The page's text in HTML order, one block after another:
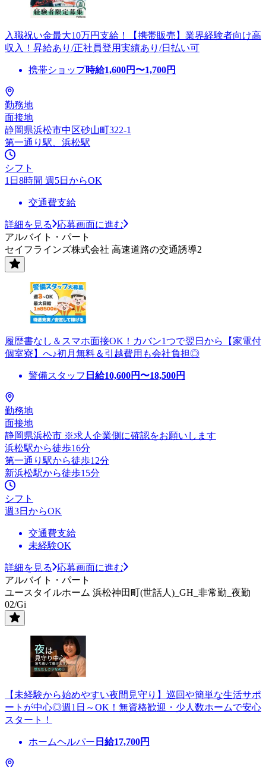
入職祝い金最大10万円支給！【携帯販売】業界経験者向け高
収入！昇給あり/正社員登用実績あり/日払い可
携帯ショップ時給1,600円〜1,700円
勤務地
面接地
静岡県浜松市中区砂山町322-1
第一通り駅、浜松駅
シフト
1日8時間 週5日からOK
交通費支給
詳細を見る
応募画面に進む
アルバイト・パート
セイフラインズ株式会社 高速道路の交通誘導2
履歴書なし＆スマホ面接OK！カバン1つで翌日から【家電付
個室寮】へ♪初月無料＆引越費用も会社負担◎
警備スタッフ 日給10,600円〜18,500円
勤務地
面接地
静岡県浜松市 ※求人企業側に確認をお願いします
浜松駅から徒歩16分
第一通り駅から徒歩12分
新浜松駅から徒歩15分
シフト
週3日からOK
交通費支給
未経験OK
詳細を見る
応募画面に進む
アルバイト・パート
ユースタイルホーム 浜松神田町(世話人)_GH_非常勤_夜勤
02/Gi
【未経験から始めやすい夜間見守り】巡回や簡単な生活サポ
ートが中心◎週1日～OK！無資格歓迎・少人数ホームで安心
スタート！
ホームヘルパー 日給17,700円